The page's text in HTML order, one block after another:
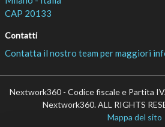
CAP 20133
Contatti
Contatta il nostro team per maggiori
Nextwork360 - Codice fiscale e Partita
Nextwork360. ALL RIGHTS
Mappa del sito